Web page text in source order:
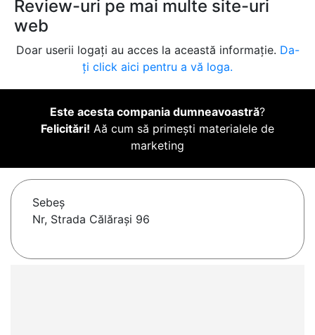
Review-uri pe mai multe site-uri
web
Doar userii logați au acces la această informație. Da-
ți click aici pentru a vă loga.
Este acesta compania dumneavoastră?
Felicitări! Aă cum să primești materialele de
marketing
Sebeş
Nr, Strada Călărași 96